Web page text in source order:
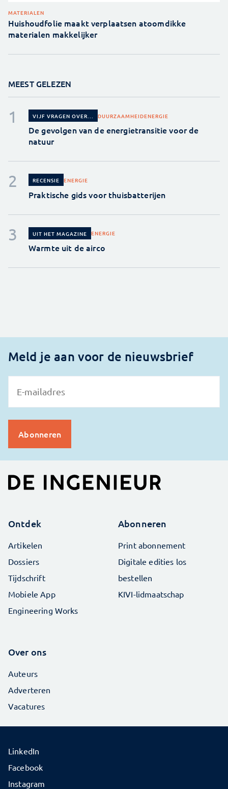
MATERIALEN
Huishoudfolie maakt verplaatsen atoomdikke
materialen makkelijker
MEEST GELEZEN
VIJF VRAGEN OVER... DUURZAAMHEIDENERGIE
De gevolgen van de energietransitie voor de
natuur
RECENSIE ENERGIE
Praktische gids voor thuisbatterijen
UIT HET MAGAZINE ENERGIE
Warmte uit de airco
Meld je aan voor de nieuwsbrief
Ontdek
Artikelen
Dossiers
Tijdschrift
Mobiele App
Engineering Works
Abonneren
Print abonnement
Digitale edities los
bestellen
KIVI-lidmaatschap
Over ons
Auteurs
Adverteren
Vacatures
LinkedIn
Facebook
Instagram